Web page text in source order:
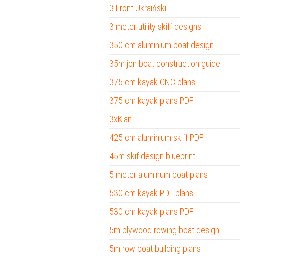
3 Front Ukraiński
3 meter utility skiff designs
350 cm aluminium boat design
35m jon boat construction guide
375 cm kayak CNC plans
375 cm kayak plans PDF
3xKlan
425 cm aluminium skiff PDF
45m skif design blueprint
5 meter aluminum boat plans
530 cm kayak PDF plans
530 cm kayak plans PDF
5m plywood rowing boat design
5m row boat building plans